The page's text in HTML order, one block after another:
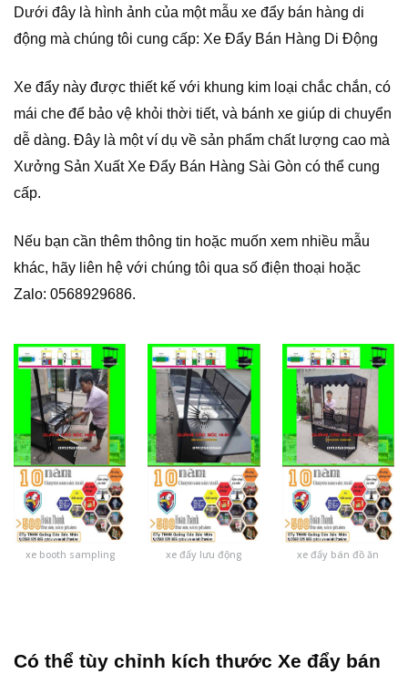
Dưới đây là hình ảnh của một mẫu xe đẩy bán hàng di
động mà chúng tôi cung cấp: Xe Đẩy Bán Hàng Di Động
Xe đẩy này được thiết kế với khung kim loại chắc chắn, có
mái che để bảo vệ khỏi thời tiết, và bánh xe giúp di chuyển
dễ dàng. Đây là một ví dụ về sản phẩm chất lượng cao mà
Xưởng Sản Xuất Xe Đẩy Bán Hàng Sài Gòn có thể cung
cấp.
Nếu bạn cần thêm thông tin hoặc muốn xem nhiều mẫu
khác, hãy liên hệ với chúng tôi qua số điện thoại hoặc
Zalo: 0568929686.
xe booth sampling xe đẩy lưu động xe đẩy bán đồ ăn
Có thể tùy chỉnh kích thước Xe đẩy bán